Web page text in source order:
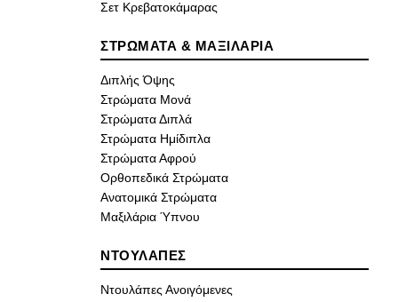
Σετ Κρεβατοκάμαρας
ΣΤΡΩΜΑΤΑ & ΜΑΞΙΛΑΡΙΑ
Διπλής Όψης
Στρώματα Μονά
Στρώματα Διπλά
Στρώματα Ημίδιπλα
Στρώματα Αφρού
Ορθοπεδικά Στρώματα
Ανατομικά Στρώματα
Μαξιλάρια Ύπνου
ΝΤΟΥΛΑΠΕΣ
Ντουλάπες Ανοιγόμενες